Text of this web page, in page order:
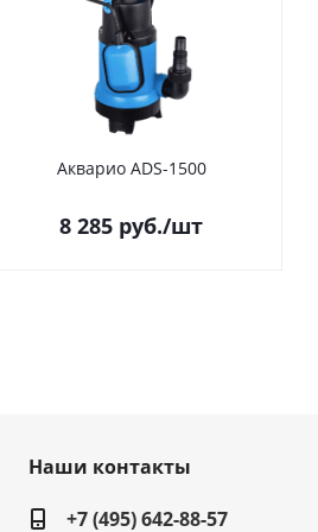
Акварио ADS-1500
8 285 руб./шт
Наши контакты
+7 (495) 642-88-57